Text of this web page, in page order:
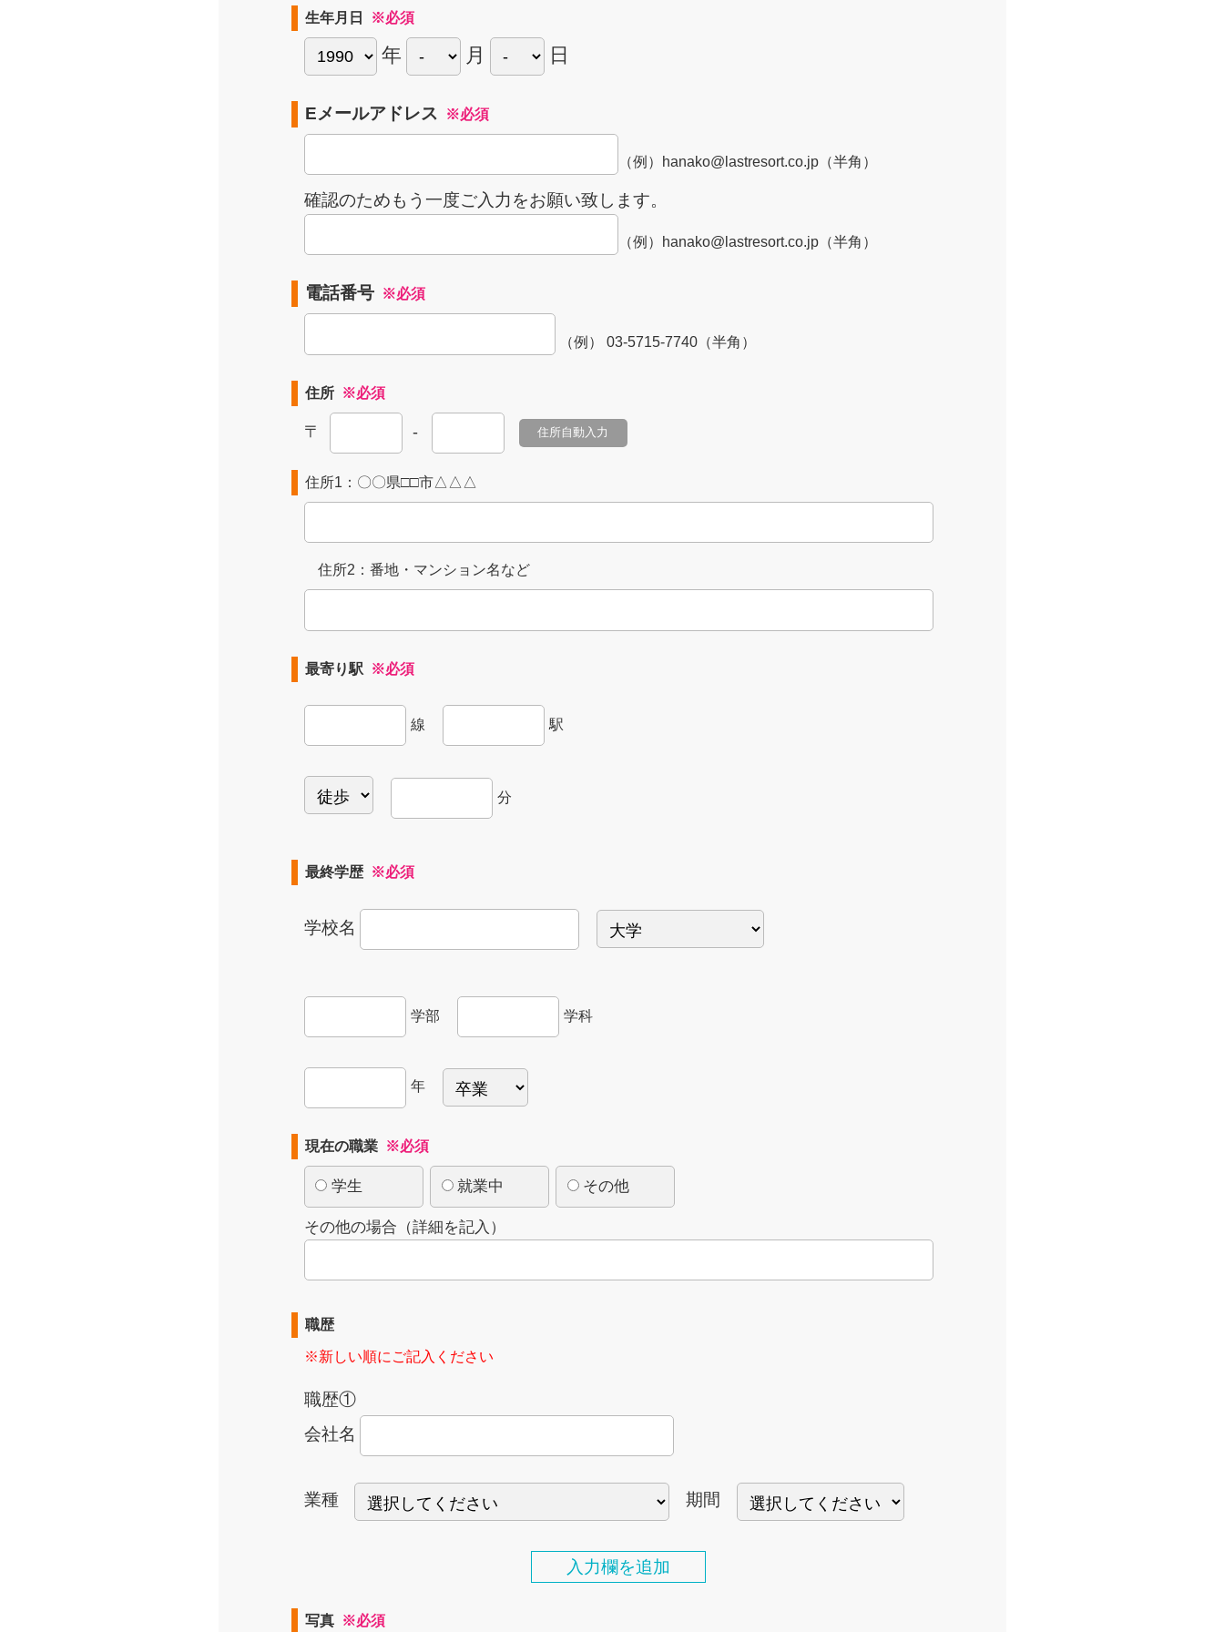
生年月日 ※必須
年 月 日
Eメールアドレス ※必須
（例）hanako@lastresort.co.jp（半角）
確認のためもう一度ご入力をお願い致します。
（例）hanako@lastresort.co.jp（半角）
電話番号 ※必須
（例） 03-5715-7740（半角）
住所 ※必須
〒 - 住所自動入力
住所1：〇〇県□□市△△△
住所2：番地・マンション名など
最寄り駅 ※必須
線 駅
分
最終学歴 ※必須
学校名
学部 学科
年
現在の職業 ※必須
学生 就業中 その他
その他の場合（詳細を記入）
職歴
※新しい順にご記入ください
職歴①
会社名
業種 期間
入力欄を追加
写真 ※必須